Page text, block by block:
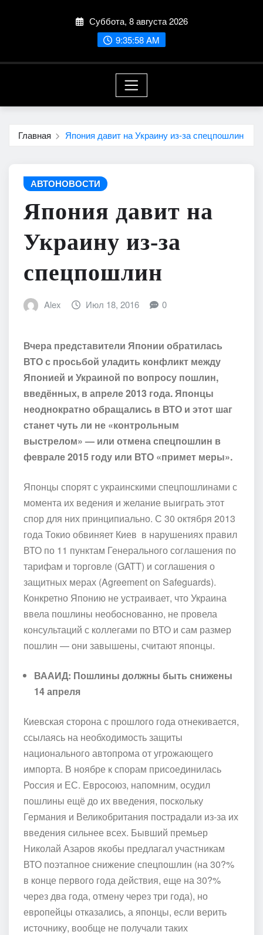
Суббота, 8 августа 2026
9:36:00 AM
Главная Япония давит на Украину из-за спецпошлин
АВТОНОВОСТИ
Япония давит на
Украину из-за
спецпошлин
Alex Июл 18, 2016 0
Вчера представители Японии обратилась
ВТО с просьбой уладить конфликт между
Японией и Украиной по вопросу пошлин,
введённых, в апреле 2013 года. Японцы
неоднократно обращались в ВТО и этот шаг
станет чуть ли не «контрольным
выстрелом» — или отмена спецпошлин в
феврале 2015 году или ВТО «примет меры».
Японцы спорят с украинскими спецпошлинами с
момента их ведения и желание выиграть этот
спор для них принципиально. С 30 октября 2013
года Токио обвиняет Киев в нарушениях правил
ВТО по 11 пунктам Генерального соглашения по
тарифам и торговле (GATT) и соглашения о
защитных мерах (Agreement on Safeguards).
Конкретно Японию не устраивает, что Украина
ввела пошлины необоснованно, не провела
консультаций с коллегами по ВТО и сам размер
пошлин — они завышены, считают японцы.
ВААИД: Пошлины должны быть снижены
14 апреля
Киевская сторона с прошлого года отнекивается,
ссылаясь на необходимость защиты
национального автопрома от угрожающего
импорта. В ноябре к спорам присоединилась
Россия и ЕС. Евросоюз, напомним, осудил
пошлины ещё до их введения, поскольку
Германия и Великобритания пострадали из-за их
введения сильнее всех. Бывший премьер
Николай Азаров якобы предлагал участникам
ВТО поэтапное снижение спецпошлин (на 30?%
в конце первого года действия, еще на 30?%
через два года, отмену через три года), но
европейцы отказались, а японцы, если верить
источнику, вообще не получали таких